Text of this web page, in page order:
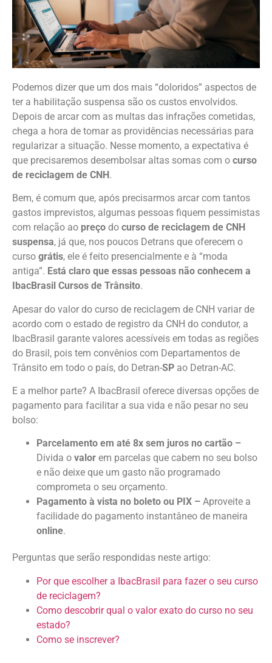
Podemos dizer que um dos mais “doloridos” aspectos de
ter a habilitação suspensa são os custos envolvidos.
Depois de arcar com as multas das infrações cometidas,
chega a hora de tomar as providências necessárias para
regularizar a situação. Nesse momento, a expectativa é
que precisaremos desembolsar altas somas com o curso
de reciclagem de CNH.
Bem, é comum que, após precisarmos arcar com tantos
gastos imprevistos, algumas pessoas fiquem pessimistas
com relação ao preço do curso de reciclagem de CNH
suspensa, já que, nos poucos Detrans que oferecem o
curso grátis, ele é feito presencialmente e à “moda
antiga”. Está claro que essas pessoas não conhecem a
IbacBrasil Cursos de Trânsito.
Apesar do valor do curso de reciclagem de CNH variar de
acordo com o estado de registro da CNH do condutor, a
IbacBrasil garante valores acessíveis em todas as regiões
do Brasil, pois tem convênios com Departamentos de
Trânsito em todo o país, do Detran-SP ao Detran-AC.
E a melhor parte? A IbacBrasil oferece diversas opções de
pagamento para facilitar a sua vida e não pesar no seu
bolso:
Parcelamento em até 8x sem juros no cartão –
Divida o valor em parcelas que cabem no seu bolso
e não deixe que um gasto não programado
comprometa o seu orçamento.
Pagamento à vista no boleto ou PIX – Aproveite a
facilidade do pagamento instantâneo de maneira
online.
Perguntas que serão respondidas neste artigo:
Por que escolher a IbacBrasil para fazer o seu curso
de reciclagem?
Como descobrirqual o valorexato do curso no seu
estado?
Como se inscrever?